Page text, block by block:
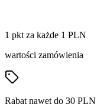
1 pkt za każde 1 PLN
wartości zamówienia
Rabat nawet do 30 PLN